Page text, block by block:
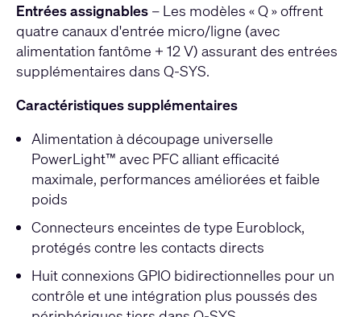
Entrées assignables – Les modèles « Q » offrent
quatre canaux d'entrée micro/ligne (avec
alimentation fantôme + 12 V) assurant des entrées
supplémentaires dans Q-SYS.
Caractéristiques supplémentaires
Alimentation à découpage universelle
PowerLight™ avec PFC alliant efficacité
maximale, performances améliorées et faible
poids
Connecteurs enceintes de type Euroblock,
protégés contre les contacts directs
Huit connexions GPIO bidirectionnelles pour un
contrôle et une intégration plus poussés des